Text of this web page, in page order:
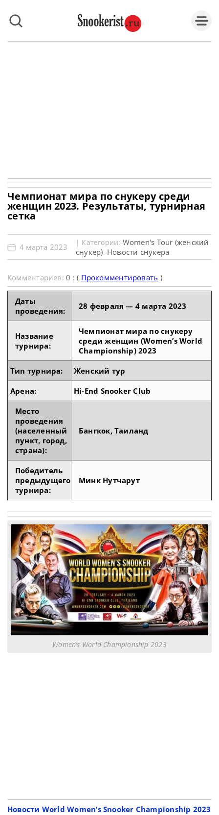
Чемпионат мира по снукеру среди
женщин 2023. Результаты, турнирная
сетка
4 марта 2023 | Категории: Women's Tour (женский
снукер), Новости снукера
Комментариев:0 : ( Прокомментировать )
Даты
проведения:
28 февраля — 4 марта 2023
Название
турнира:
Чемпионат мира по снукеру
среди женщин (Women’s World
Championship) 2023
Тип турнира: Женский тур
Арена: Hi-End Snooker Club
Место
проведения
(населенный
пункт, город,
страна):
Бангкок, Таиланд
Победитель
предыдущего
турнира:
Минк Нутчарут
Women’s World Championship 2023
Новости World Women’s Snooker Championship 2023